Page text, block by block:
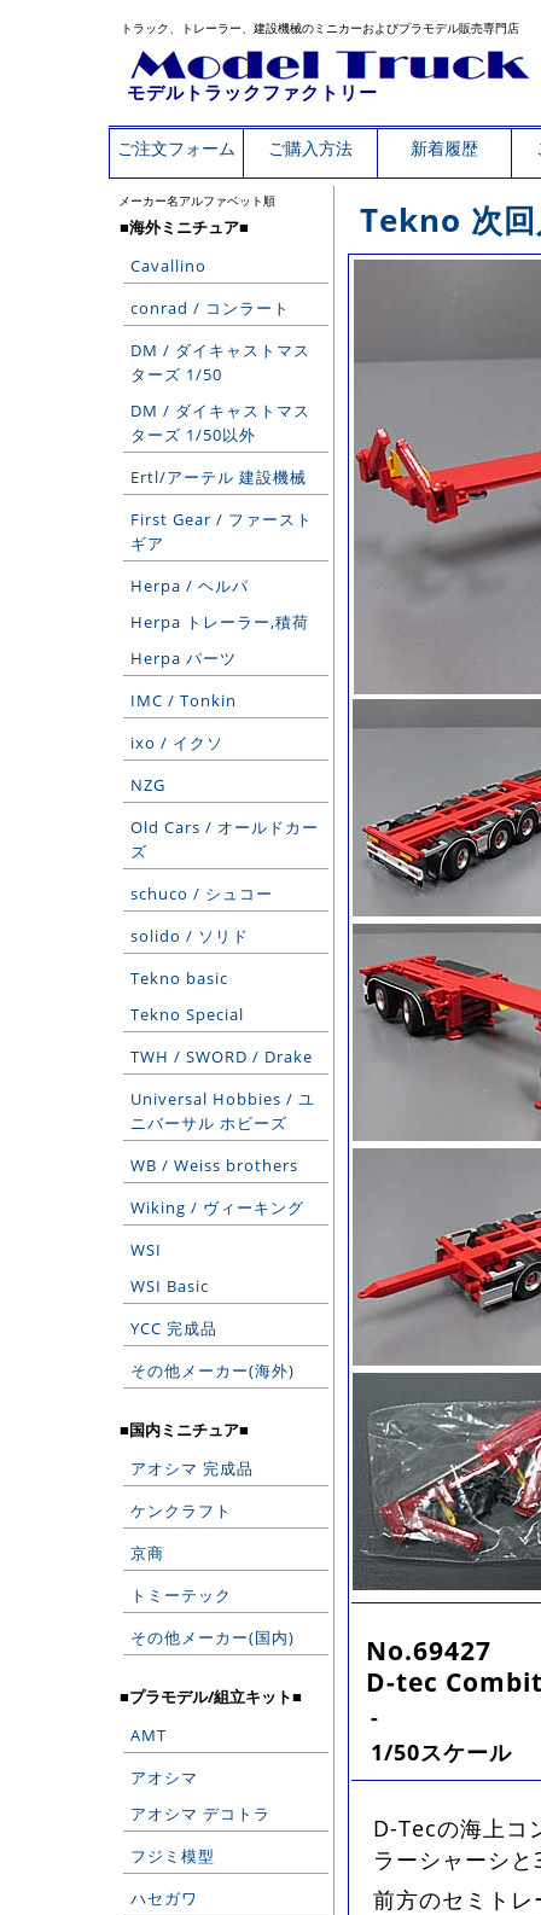
トラック、トレーラー、建設機械のミニカーおよびプラモデル販売専門店
モデルトラックファクトリー
ご注文フォーム ご購入方法 新着履歴
メーカー名アルファベット順
■海外ミニチュア■
Cavallino
conrad / コンラート
DM / ダイキャストマス
ターズ 1/50
DM / ダイキャストマス
ターズ 1/50以外
Ertl/アーテル 建設機械
First Gear / ファースト
ギア
Herpa / ヘルパ
Herpa トレーラー,積荷
Herpa パーツ
IMC / Tonkin
ixo / イクソ
NZG
Old Cars / オールドカー
ズ
schuco / シュコー
solido / ソリド
Tekno basic
Tekno Special
TWH / SWORD / Drake
Universal Hobbies / ユ
ニバーサル ホビーズ
WB / Weiss brothers
Wiking / ヴィーキング
WSI
WSI Basic
YCC 完成品
その他メーカー(海外)
■国内ミニチュア■
アオシマ 完成品
ケンクラフト
京商
トミーテック
その他メーカー(国内)
■プラモデル/組立キット■
AMT
アオシマ
アオシマ デコトラ
フジミ模型
ハセガワ
Tekno 次
No.69427
D-tec
-
1/50スケール
D-Tecの海上コ
ラーシャーシ
前方のセミト